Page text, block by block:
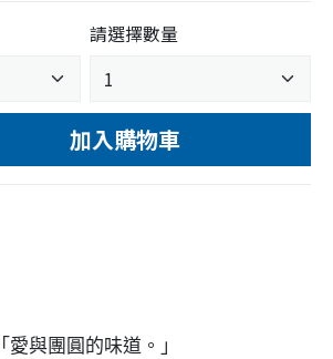
請選擇數量
加入購物車
「愛與團圓的味道。」